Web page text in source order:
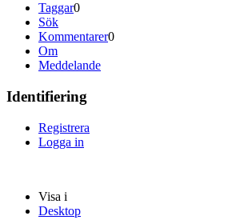
Taggar0
Sök
Kommentarer0
Om
Meddelande
Identifiering
Registrera
Logga in
Visa i
Desktop